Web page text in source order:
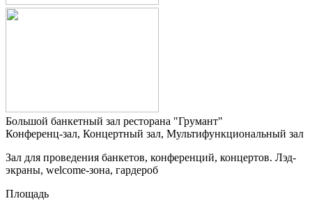
Большой банкетный зал ресторана "Грумант"
Конференц-зал, Концертный зал, Мультифункциональный зал
Зал для проведения банкетов, конференций, концертов. Лэд-
экраны, welcome-зона, гардероб
Площадь